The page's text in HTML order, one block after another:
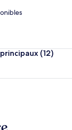
(12)